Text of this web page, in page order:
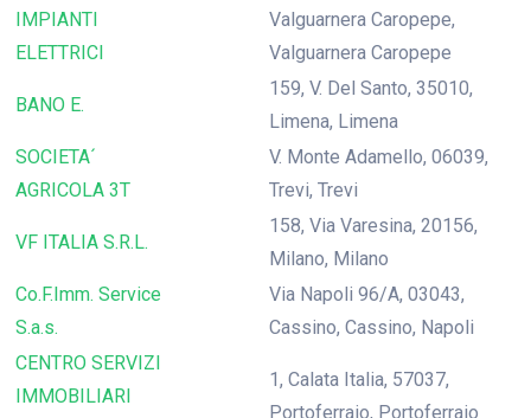
IMPIANTI
ELETTRICI
Valguarnera Caropepe,
Valguarnera Caropepe
BANO E.
159, V. Del Santo, 35010,
Limena, Limena
SOCIETA´
AGRICOLA 3T
V. Monte Adamello, 06039,
Trevi, Trevi
VF ITALIA S.R.L.
158, Via Varesina, 20156,
Milano, Milano
Co.F.Imm. Service
S.a.s.
Via Napoli 96/A, 03043,
Cassino, Cassino, Napoli
CENTRO SERVIZI
IMMOBILIARI
1, Calata Italia, 57037,
Portoferraio, Portoferraio